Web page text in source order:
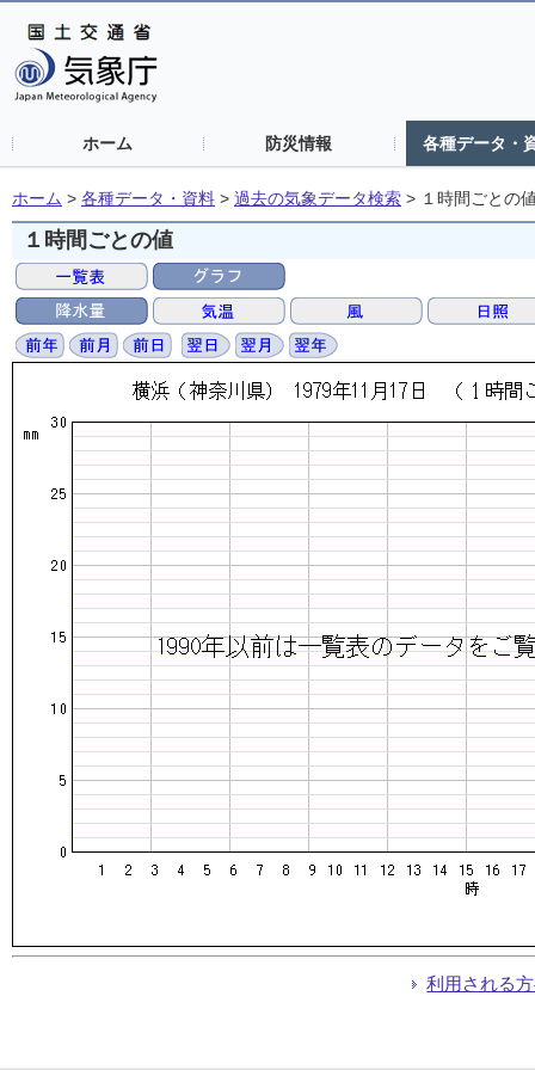
ホーム 防災情報 各種データ・
ホーム > 各種データ・資料 > 過去の気象データ検索 > １時間ごとの
１時間ごとの値
利用される